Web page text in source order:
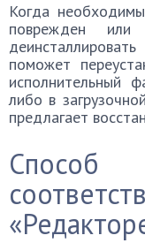
Когда
поврежден
поможет
исполнительный
либо в
предлагает
Способ